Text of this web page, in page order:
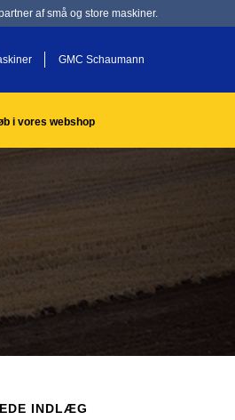
af små og store maskiner.
GMC Schaumann
i vores webshop
INDLÆG